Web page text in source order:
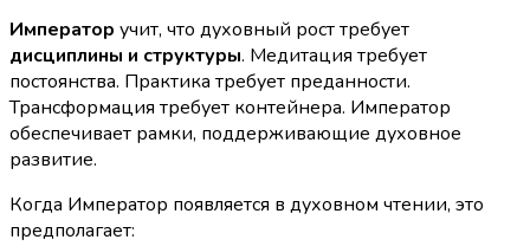
Император учит, что духовный рост требует
дисциплины и структуры. Медитация требует
постоянства. Практика требует преданности.
Трансформация требует контейнера. Император
обеспечивает рамки, поддерживающие духовное
развитие.
Когда Император появляется в духовном чтении, это
предполагает: